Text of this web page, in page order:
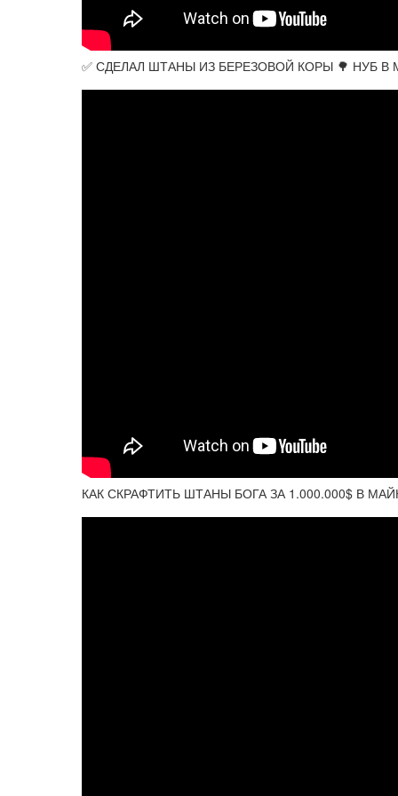
✅ СДЕЛАЛ ШТАНЫ ИЗ БЕРЕЗОВОЙ КОРЫ 🌳 НУБ В
КАК СКРАФТИТЬ ШТАНЫ БОГА ЗА 1.000.000$ В